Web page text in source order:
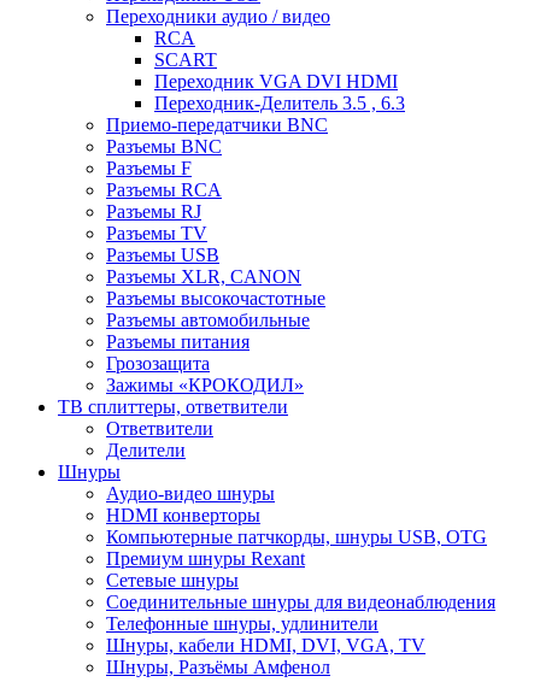
Переходники аудио / видео
RCA
SCART
Переходник VGA DVI HDMI
Переходник-Делитель 3.5 , 6.3
Приемо-передатчики BNC
Разъемы BNC
Разъемы F
Разъемы RCA
Разъемы RJ
Разъемы TV
Разъемы USB
Разъемы XLR, CANON
Разъемы высокочастотные
Разъемы автомобильные
Разъемы питания
Грозозащита
Зажимы «КРОКОДИЛ»
ТВ сплиттеры, ответвители
Ответвители
Делители
Шнуры
Аудио-видео шнуры
HDMI конверторы
Компьютерные патчкорды, шнуры USB, OTG
Премиум шнуры Rexant
Сетевые шнуры
Соединительные шнуры для видеонаблюдения
Телефонные шнуры, удлинители
Шнуры, кабели HDMI, DVI, VGA, TV
Шнуры, Разъёмы Амфенол